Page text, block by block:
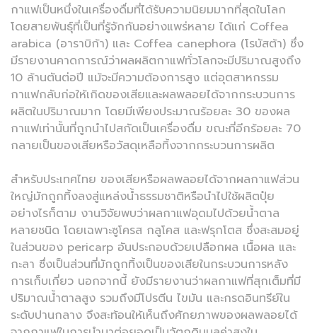
กาแฟเป็นหนึ่งในเครื่องดื่มที่ได้รับความนิยมมากที่สุดในโลก
โดยสายพันธุ์ที่เป็นที่รู้จักกันอย่างแพร่หลาย ได้แก่ Coffea
arabica (อาราบิก้า) และ Coffea canephora (โรบัสต้า) ซึ่ง
มีรายงานคาดการณ์ว่าผลผลิตกาแฟทั่วโลกจะมีปริมาณสูงถึง
10 ล้านตันต่อปี แม้จะมีความต้องการสูง แต่อุตสาหกรรม
กาแฟกลับก่อให้เกิดของเสียและผลพลอยได้จากกระบวนการ
ผลิตในปริมาณมาก โดยมีเพียงประมาณร้อยละ 30 ของผล
กาแฟเท่านั้นที่ถูกนำไปสกัดเป็นเครื่องดื่ม ขณะที่อีกร้อยละ 70
กลายเป็นของเสียหรือวัสดุเหลือทิ้งจากกระบวนการผลิต
สำหรับประเทศไทย ของเสียหรือผลพลอยได้จากผลกาแฟส่วน
ใหญ่มักถูกทิ้งลงสู่แหล่งน้ำธรรมชาติหรือนำไปใช้ผลิตปุ๋ย
อย่างไรก็ตาม งานวิจัยพบว่าผลกาแฟอุดมไปด้วยน้ำตาล
หลายชนิด โดยเฉพาะซูโครส กลูโคส และฟรุกโตส ซึ่งสะสมอยู่
ในส่วนของ pericarp อันประกอบด้วยเปลือกผล เนื้อผล และ
กะลา ซึ่งเป็นส่วนที่มักถูกทิ้งเป็นของเสียในกระบวนการหลัง
การเก็บเกี่ยว นอกจากนี้ ยังมีรายงานว่าผลกาแฟที่สุกเต็มที่มี
ปริมาณน้ำตาลสูง รวมถึงมีโปรตีน ไขมัน และกรดอินทรีย์ใน
ระดับปานกลาง จึงสะท้อนให้เห็นถึงศักยภาพของผลพลอยได้